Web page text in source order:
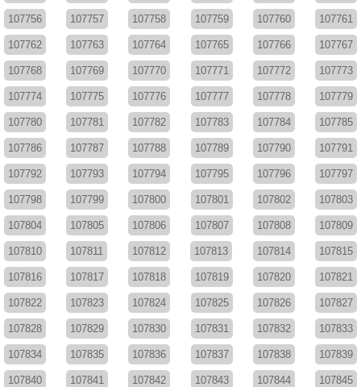
107756 107757 107758 107759 107760 107761
107762 107763 107764 107765 107766 107767
107768 107769 107770 107771 107772 107773
107774 107775 107776 107777 107778 107779
107780 107781 107782 107783 107784 107785
107786 107787 107788 107789 107790 107791
107792 107793 107794 107795 107796 107797
107798 107799 107800 107801 107802 107803
107804 107805 107806 107807 107808 107809
107810 107811 107812 107813 107814 107815
107816 107817 107818 107819 107820 107821
107822 107823 107824 107825 107826 107827
107828 107829 107830 107831 107832 107833
107834 107835 107836 107837 107838 107839
107840 107841 107842 107843 107844 107845